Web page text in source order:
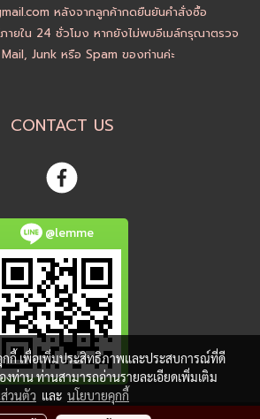
หลังจากลูกค้ากดยืนยันคำสั่งซื้อ
ายใน 24 ชั่วโมง หากยังไม่พบอีเมล์กรุณาตรวจ
Junk หรือ Spam ของท่านค่ะ
CONTACT US
@lemme
กกี้ เพื่อเพิ่มประสิทธิภาพและประสบการณ์ที่ดี
งท่าน ท่านสามารถอ่านรายละเอียดเพิ่มเติม
วนตัว และ นโยบายคุกกี้